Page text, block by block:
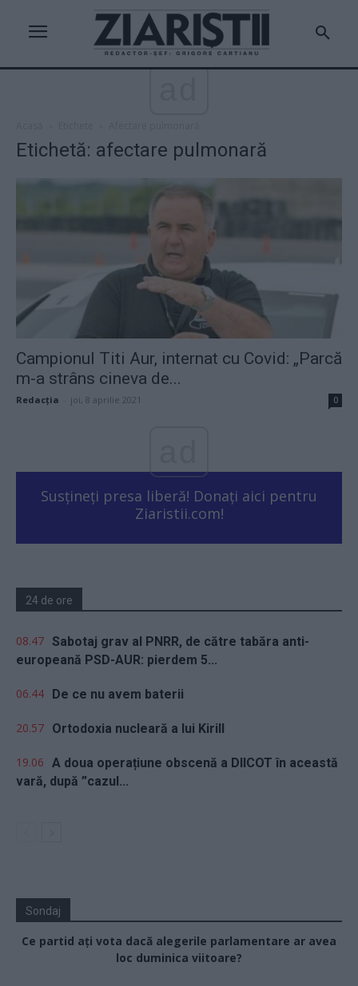
Etichetă: afectare pulmonară
Campionul Titi Aur, internat cu Covid: „Parcă
m-a strâns cineva de...
Redacţia joi, 8 aprilie 2021 0
Susțineți presa liberă! Donați aici pentru
Ziaristii.com!
24 de ore
08.47 Sabotaj grav al PNRR, de către tabăra anti-
europeană PSD-AUR: pierdem 5...
06.44 De ce nu avem baterii
20.57 Ortodoxia nucleară a lui Kirill
19.06 A doua operațiune obscenă a DIICOT în această
vară, după ”cazul...
Sondaj
Ce partid ați vota dacă alegerile parlamentare ar avea
loc duminica viitoare?